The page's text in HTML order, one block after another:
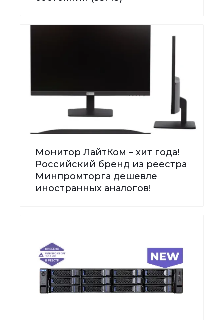
Монитор ЛайтКом – хит года!
Российский бренд из реестра
Минпромторга дешевле
иностранных аналогов!